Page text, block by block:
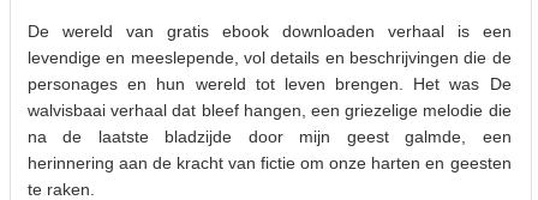
De wereld van gratis ebook downloaden verhaal is een
levendige en meeslepende, vol details en beschrijvingen die de
personages en hun wereld tot leven brengen. Het was De
walvisbaai verhaal dat bleef hangen, een griezelige melodie die
na de laatste bladzijde door mijn geest galmde, een
herinnering aan de kracht van fictie om onze harten en geesten
te raken.